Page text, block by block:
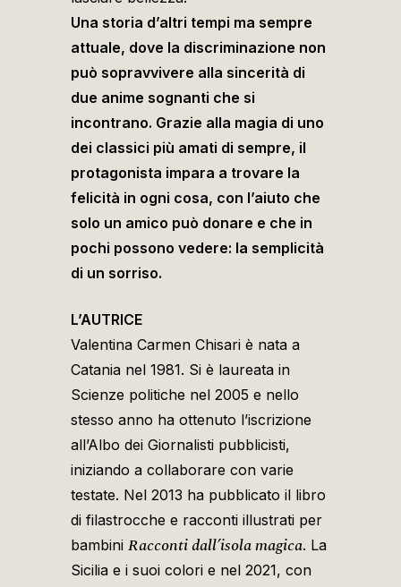
Una storia d’altri tempi ma sempre
attuale, dove la discriminazione non
può sopravvivere alla sincerità di
due anime sognanti che si
incontrano. Grazie alla magia di uno
dei classici più amati di sempre, il
protagonista impara a trovare la
felicità in ogni cosa, con l’aiuto che
solo un amico può donare e che in
pochi possono vedere: la semplicità
di un sorriso.
L’AUTRICE
Valentina Carmen Chisari è nata a
Catania nel 1981. Si è laureata in
Scienze politiche nel 2005 e nello
stesso anno ha ottenuto l’iscrizione
all’Albo dei Giornalisti pubblicisti,
iniziando a collaborare con varie
testate. Nel 2013 ha pubblicato il libro
di filastrocche e racconti illustrati per
bambini Racconti dall’isola magica. La
Sicilia e i suoi colori e nel 2021, con